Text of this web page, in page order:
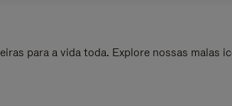
para a vida toda. Explore nossas malas